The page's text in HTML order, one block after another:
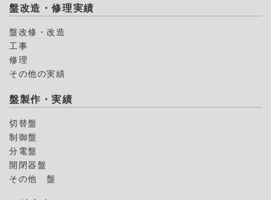
盤改造・修理実績
盤改修・改造
工事
修理
その他の実績
盤製作・実績
切替盤
制御盤
分電盤
開閉器盤
その他 盤